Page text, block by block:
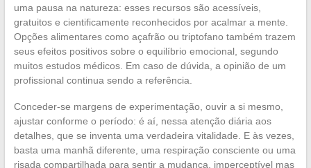
uma pausa na natureza: esses recursos são acessíveis,
gratuitos e cientificamente reconhecidos por acalmar a mente.
Opções alimentares como açafrão ou triptofano também trazem
seus efeitos positivos sobre o equilíbrio emocional, segundo
muitos estudos médicos. Em caso de dúvida, a opinião de um
profissional continua sendo a referência.
Conceder-se margens de experimentação, ouvir a si mesmo,
ajustar conforme o período: é aí, nessa atenção diária aos
detalhes, que se inventa uma verdadeira vitalidade. E às vezes,
basta uma manhã diferente, uma respiração consciente ou uma
risada compartilhada para sentir a mudança, imperceptível mas